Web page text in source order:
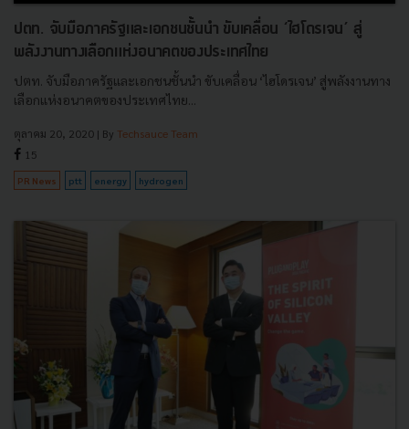
ปตท. จับมือภาครัฐและเอกชนชั้นนำ ขับเคลื่อน ‘ไฮโดรเจน’ สู่
พลังงานทางเลือกแห่งอนาคตของประเทศไทย
ปตท. จับมือภาครัฐและเอกชนชั้นนำ ขับเคลื่อน ‘ไฮโดรเจน’ สู่พลังงานทาง
เลือกแห่งอนาคตของประเทศไทย...
ตุลาคม 20, 2020 | By Techsauce Team
15
PR News ptt energy hydrogen